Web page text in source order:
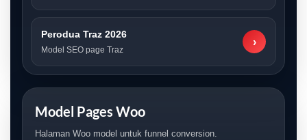
Perodua Traz 2026
Model SEO page Traz
›
Model Pages Woo
Halaman Woo model untuk funnel conversion.